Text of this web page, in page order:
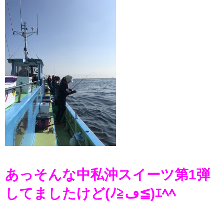
あっそんな中私沖スイーツ第1弾
してましたけど(ﾉ≧ڡ≦)ｴﾍﾍ